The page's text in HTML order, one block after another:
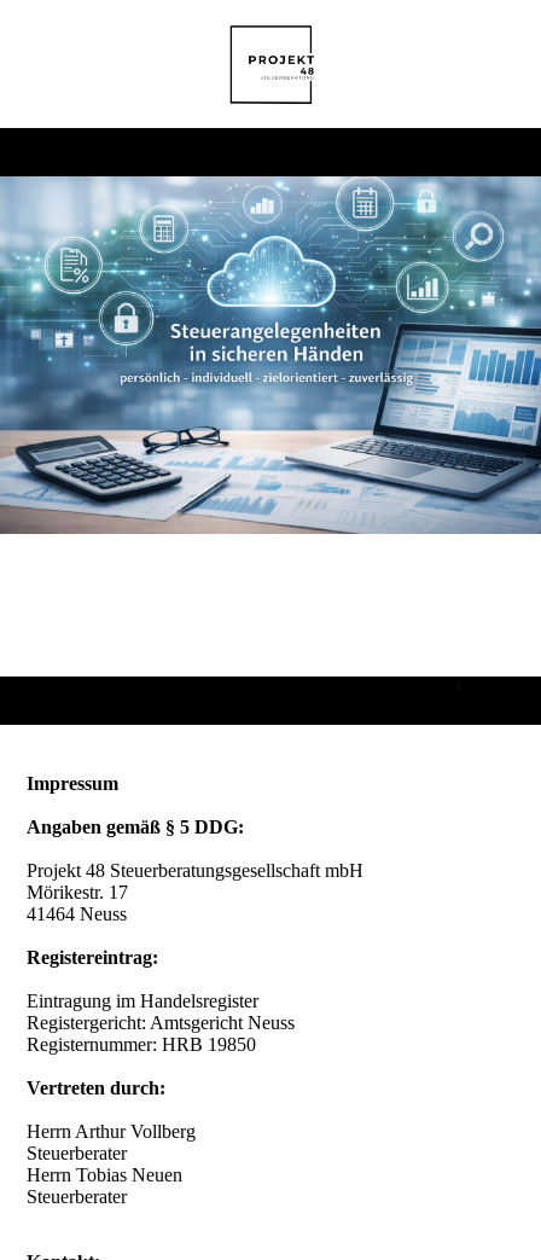
Steuerberater in Neuss
für Unternehmen und
Privatpersonen
Steuerberatung in
Neuss für Unternehmen
und Privatpersonen
Projekt 48 ist Ihre Steuerberatung in
Neuss für Unternehmen, Selbstständige
und Privatpersonen. Wir unterstützen Sie
bei Finanzbuchhaltung, Lohnbuchhaltung,
Jahresabschlüssen und Steuererklärungen
– persönlich, strukturiert und
persönlich, strukturiert und zuverlässig.
Impressum
Angaben gemäß § 5 DDG:
Projekt 48 Steuerberatungsgesellschaft mbH
Mörikestr. 17
41464 Neuss
Registereintrag:
Eintragung im Handelsregister
Registergericht: Amtsgericht Neuss
Registernummer: HRB 19850
Vertreten durch:
Herrn Arthur Vollberg
Steuerberater
Herrn Tobias Neuen
Steuerberater